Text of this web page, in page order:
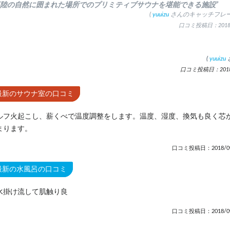
陸の自然に囲まれた場所でのプリミティブサウナを堪能できる施設”
( yuuizu さんのキャッチフレ
口コミ投稿日：
( yuuizu
口コミ投稿日：
新のサウナ室の口コミ
フ火起こし、薪くべで温度調整をします。温度、湿度、換気も良く芯
ります。
口コミ投稿日：2018/
新の水風呂の口コミ
掛け流して肌触り良
口コミ投稿日：2018/